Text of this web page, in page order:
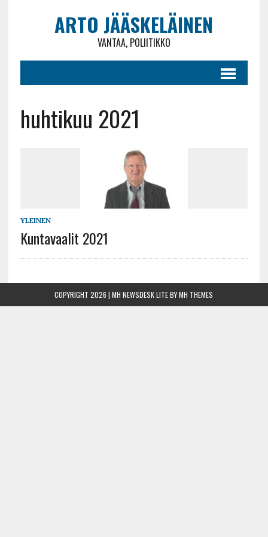
ARTO JÄÄSKELÄINEN
VANTAA, POLIITIKKO
huhtikuu 2021
YLEINEN
Kuntavaalit 2021
COPYRIGHT 2026 | MH NEWSDESK LITE BYMH THEMES